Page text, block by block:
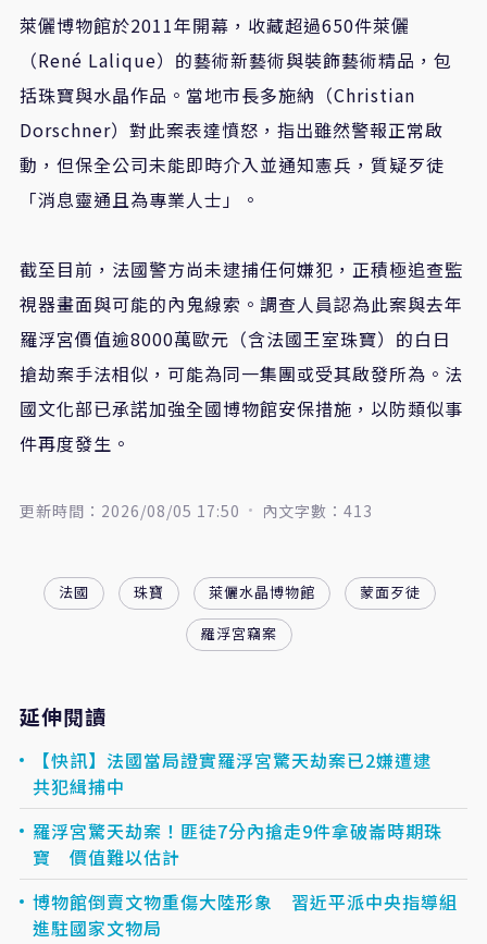
萊儷博物館於2011年開幕，收藏超過650件萊儷
（René Lalique）的藝術新藝術與裝飾藝術精品，包
括珠寶與水晶作品。當地市長多施納（Christian
Dorschner）對此案表達憤怒，指出雖然警報正常啟
動，但保全公司未能即時介入並通知憲兵，質疑歹徒
「消息靈通且為專業人士」。
截至目前，法國警方尚未逮捕任何嫌犯，正積極追查監
視器畫面與可能的內鬼線索。調查人員認為此案與去年
羅浮宮價值逾8000萬歐元（含法國王室珠寶）的白日
搶劫案手法相似，可能為同一集團或受其啟發所為。法
國文化部已承諾加強全國博物館安保措施，以防類似事
件再度發生。
更新時間：2026/08/05 17:50 內文字數：413
法國 珠寶 萊儷水晶博物館
蒙面歹徒
羅浮宮竊案
延伸閱讀
【快訊】法國當局證實羅浮宮驚天劫案已2嫌遭逮
共犯緝捕中
羅浮宮驚天劫案！匪徒7分內搶走9件拿破崙時期珠
寶 價值難以估計
博物館倒賣文物重傷大陸形象 習近平派中央指導組
進駐國家文物局